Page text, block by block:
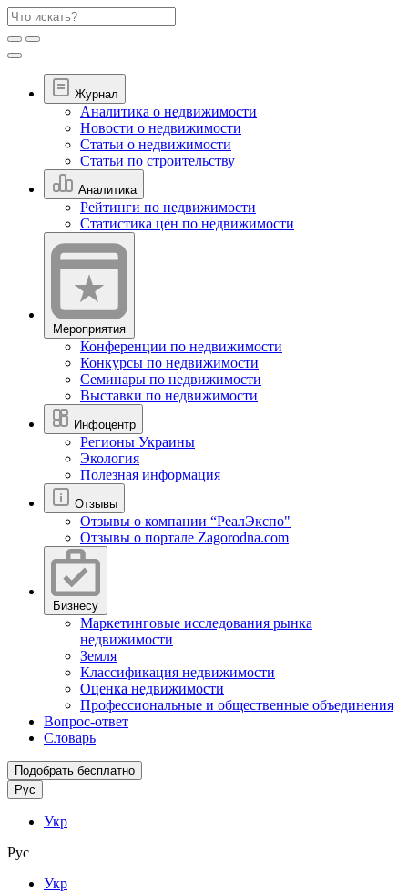
Журнал
Аналитика о недвижимости
Новости о недвижимости
Статьи о недвижимости
Статьи по строительству
Аналитика
Рейтинги по недвижимости
Статистика цен по недвижимости
Мероприятия
Конференции по недвижимости
Конкурсы по недвижимости
Семинары по недвижимости
Выставки по недвижимости
Инфоцентр
Регионы Украины
Экология
Полезная информация
Отзывы
Отзывы о компании “РеалЭкспо"
Отзывы о портале Zagorodna.com
Бизнесу
Маркетинговые исследования рынка
недвижимости
Земля
Классификация недвижимости
Оценка недвижимости
Профессиональные и общественные объединения
Вопрос-ответ
Словарь
Подобрать бесплатно
Рус
Укр
Рус
Укр